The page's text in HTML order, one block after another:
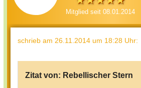
Mitglied seit 08.01.2014
schrieb am 26.11.2014 um 18:28 Uhr:
Zitat von: Rebellischer Stern